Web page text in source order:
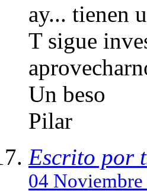
ay... tienen
T sigue
Un beso
Pilar
Escrito por
04